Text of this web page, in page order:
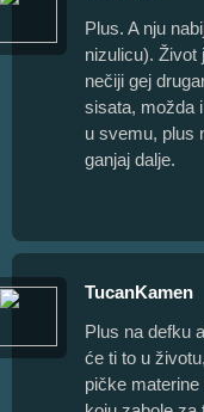
Plus. A nju
nizulicu). Život
nečiji gej
sisata, možda
u svemu, plus
ganjaj dalje.
TucanKamen
Plus na defku
će ti to u
pičke